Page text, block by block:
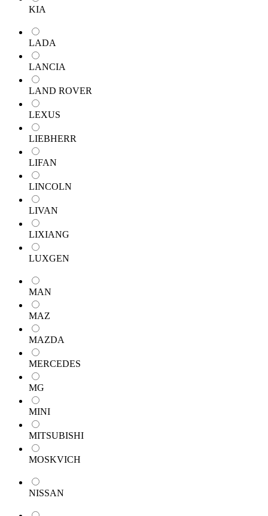
KIA
LADA
LANCIA
LAND ROVER
LEXUS
LIEBHERR
LIFAN
LINCOLN
LIVAN
LIXIANG
LUXGEN
MAN
MAZ
MAZDA
MERCEDES
MG
MINI
MITSUBISHI
MOSKVICH
NISSAN